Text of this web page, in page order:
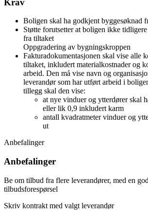
Boligen skal ha godkjent byggesøknad
Støtte forutsetter at boligen ikke
fra tiltaket
Oppgradering av bygningskroppen
Fakturadokumentasjonen skal vise alle
tiltaket, inkludert materialkostnader og
arbeid. Den må vise navn og
leverandør som har utført arbeid i
tillegg skal den vise:
at nye vinduer og ytterdører skal
eller lik 0,9 inkludert karm
antall kvadratmeter vinduer og
ut
Anbefalinger
Anbefalinger
Be om tilbud fra flere leverandører, med en
tilbudsforespørsel
Skriv kontrakt med valgt leverandør